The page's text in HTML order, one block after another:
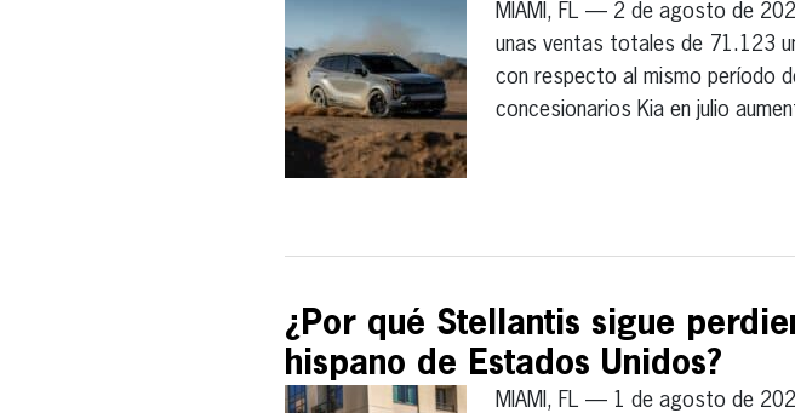
MIAMI, FL — 2 de agosto de
unas ventas totales de 71.123
con respecto al mismo período
concesionarios Kia en julio
¿Por qué Stellantis sigue
hispano de Estados Unidos?
MIAMI, FL — 1 de agosto de